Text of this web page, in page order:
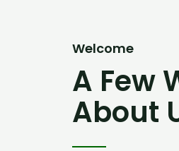
Welcome
A Few
About